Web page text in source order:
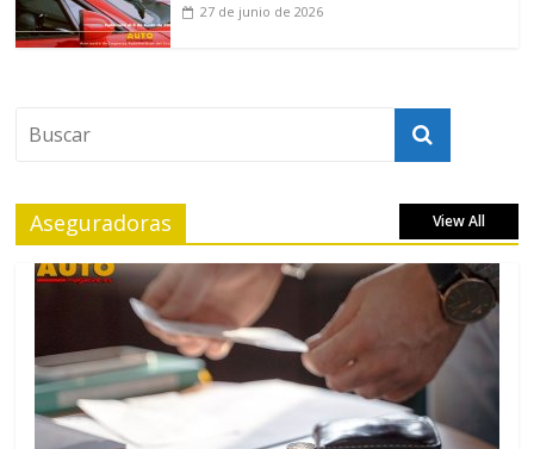
27 de junio de 2026
Aseguradoras View All